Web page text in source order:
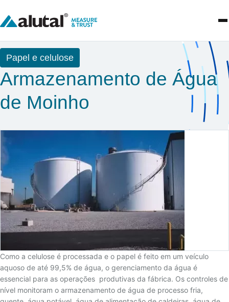
Papel e celulose
Armazenamento de Água
de Moinho
Como a celulose é processada e o papel é feito em um veículo
aquoso de até 99,5% de água, o gerenciamento da água é
essencial para as operações produtivas da fábrica. Os controles de
nível monitoram o armazenamento de água de processo fria,